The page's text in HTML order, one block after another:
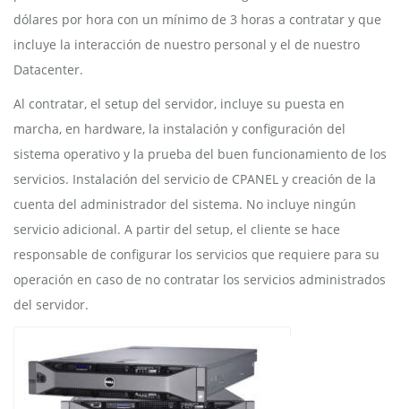
dólares por hora con un mínimo de 3 horas a contratar y que
incluye la interacción de nuestro personal y el de nuestro
Datacenter.
Al contratar, el setup del servidor, incluye su puesta en
marcha, en hardware, la instalación y configuración del
sistema operativo y la prueba del buen funcionamiento de los
servicios. Instalación del servicio de CPANEL y creación de la
cuenta del administrador del sistema. No incluye ningún
servicio adicional. A partir del setup, el cliente se hace
responsable de configurar los servicios que requiere para su
operación en caso de no contratar los servicios administrados
del servidor.